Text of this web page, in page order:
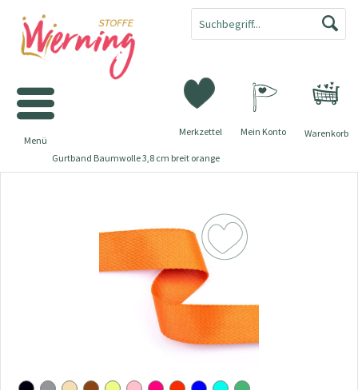
Warenkorb
Merkzettel Mein Konto
Menü
Gurtband Baumwolle 3,8 cm breit orange